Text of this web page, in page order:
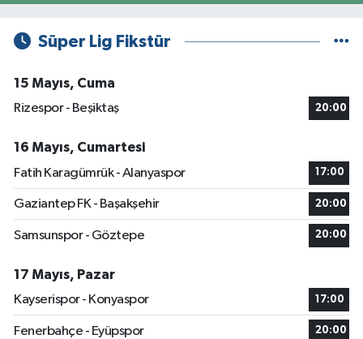
Süper Lig Fikstür
15 Mayıs, Cuma
Rizespor - Beşiktaş
20:00
16 Mayıs, Cumartesi
Fatih Karagümrük - Alanyaspor
17:00
Gaziantep FK - Başakşehir 20:00
Samsunspor - Göztepe 20:00
17 Mayıs, Pazar
Kayserispor - Konyaspor
17:00
Fenerbahçe - Eyüpspor 20:00